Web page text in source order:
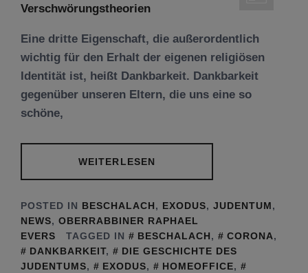
Eine dritte Eigenschaft, die außerordentlich
wichtig für den Erhalt der eigenen religiösen
Identität ist, heißt Dankbarkeit. Dankbarkeit
gegenüber unseren Eltern, die uns eine so
schöne,
WEITERLESEN
POSTED IN BESCHALACH, EXODUS, JUDENTUM,
NEWS, OBERRABBINER RAPHAEL
EVERS
TAGGED IN BESCHALACH, CORONA,
DANKBARKEIT,
DIE GESCHICHTE DES
JUDENTUMS, EXODUS, HOMEOFFICE,